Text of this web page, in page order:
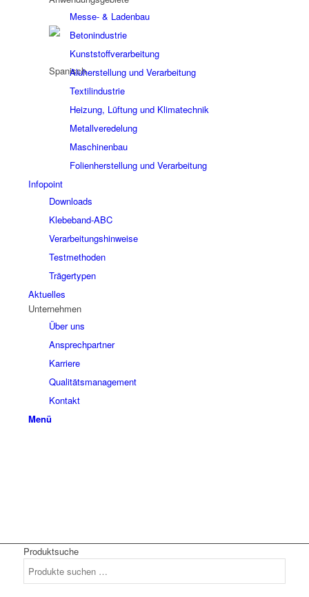
Messe- & Ladenbau
Betonindustrie
Kunststoffverarbeitung
Aluherstellung und Verarbeitung
Textilindustrie
Heizung, Lüftung und Klimatechnik
Metallveredelung
Maschinenbau
Folienherstellung und Verarbeitung
Infopoint
Downloads
Klebeband-ABC
Verarbeitungshinweise
Testmethoden
Trägertypen
Aktuelles
Unternehmen
Über uns
Ansprechpartner
Karriere
Qualitätsmanagement
Kontakt
Menü
Produktsuche